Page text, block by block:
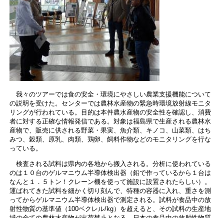
我々のツアーでは食の安全・環境にやさしい農業支援機能について
の説明を受けた。センターでは農林水産物の緊急時環境放射線モニタ
リングが行われている。目的は本件農水産物の安全性を確認し、消費
者に対する正確な情報発信である。対象は福島県で生産される農林水
産物で、販売に供される野菜・果実、魚介類、キノコ、山菜類、はち
みつ、穀類、原乳、肉類、鶏卵、飼料作物などのモニタリングを行な
っている。
検査される試料は県内の各地から搬入される。分析に使われている
のは１０台のゲルマニウム半導体検出器（鉛で作っているから１台は
なんと１．５トン！クレーン機を使って施設に設置されたらしい）。
運ばれてきた試料を細かく切り刻んで、特種の容器に入れ、重さを測
ってからゲルマニウム半導体検出器で測定される。試料が食品中の放
射性物質の基準値（100ベクレル/kg）を超えると、その試料の生産地